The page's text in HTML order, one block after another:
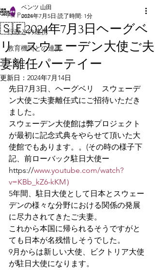
All Posts
行政との連携
教育機関との連携
🇸🇪2024年7月3日ヘーグベ
リ スウェーデン大使ご夫
妻離任パーテイー
ベンツ 山田
2024年7月5日 読了時間: 1分
更新日： 2024年7月14日
先日7月3日、ヘーグベリ　スウェーデ
ン大使ご夫妻離任式にご招待いただき
ました。
スウェーデン大使館は弊プロジェクト
が最初に記念式典をやらせて頂いた大
使館でもあります。。(その時の様子下
記、前ローバック駐日大使ー
https://www.youtube.com/watch?
v=KBb_kZ6-kKM）
5年間、駐日大使として日本とスウェー
デンの様々な分野における関係の発展
に尽力されてきたご夫妻。
これから本国に帰られるそうですがと
ても日本が名残惜しそうでした。
9月からは新しい大使、ビクトリア大使
が駐日大使になります。